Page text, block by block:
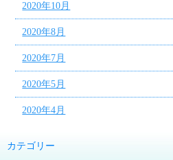
2020年10月
2020年8月
2020年7月
2020年5月
2020年4月
カテゴリー